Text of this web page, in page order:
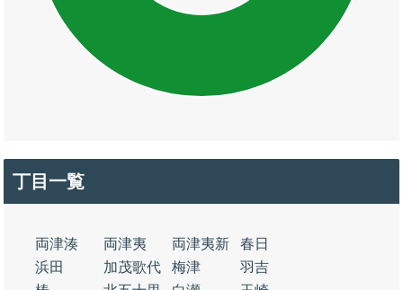
丁目一覧
両津湊 両津夷 両津夷新
春日
浜田
加茂歌代 梅津
羽吉